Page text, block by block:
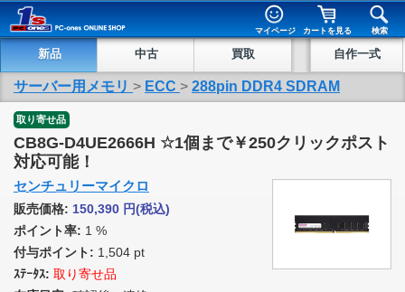
マイページ カートを見る 検索
新品 中古 買取 自作一式
サーバー用メモリ > ECC > 288pin DDR4 SDRAM
取り寄せ品
CB8G-D4UE2666H ☆1個まで￥250クリックポスト
対応可能！
センチュリーマイクロ
販売価格: 150,390 円(税込)
ポイント率: 1 %
付与ポイント: 1,504 pt
ｽﾃｰﾀｽ: 取り寄せ品